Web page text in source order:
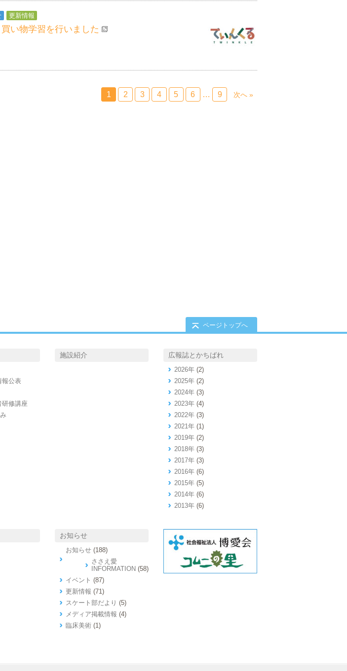
更新情報
買い物学習を行いました
1 2 3 4 5 6 … 9 次へ »
ページトップへ
報公表
研修講座
施設紹介 広報誌とかちばれ
2026年 (2)
2025年 (2)
2024年 (3)
2023年 (4)
2022年 (3)
2021年 (1)
2019年 (2)
2018年 (3)
2017年 (3)
2016年 (6)
2015年 (5)
2014年 (6)
2013年 (6)
お知らせ
お知らせ (188)
ささえ愛
INFORMATION (58)
イベント (87)
更新情報 (71)
スケート部だより (5)
メディア掲載情報 (4)
臨床美術 (1)